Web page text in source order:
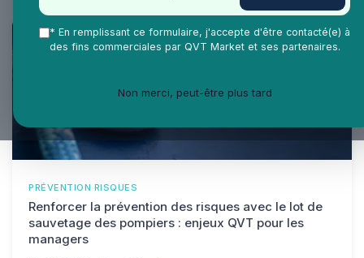
PRÉVENTION RISQUES
Renforcer la prévention des risques avec le lot de
sauvetage des pompiers : enjeux QVT pour les
managers
* En remplissant ce formulaire, j'accepte d'être contacté(e) à
des fins commerciales par QVT Market et ses partenaires.
Non merci, peut-être plus tard